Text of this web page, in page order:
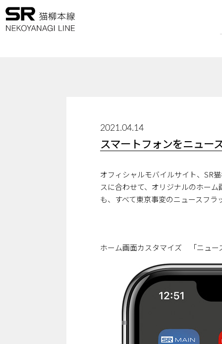
2021.04.14
スマートフォンをニュー
オフィシャルモバイルサイト、SR
スに合わせて、オリジナルのホー
も、すべて東京事変のニュースフ
ホーム画面カスタマイズ 「ニュー